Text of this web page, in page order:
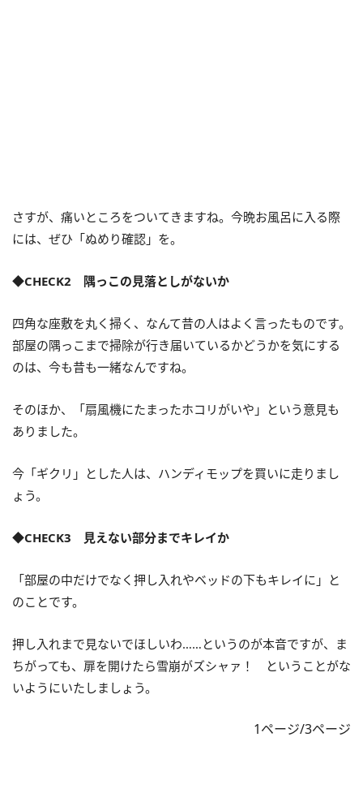
さすが、痛いところをついてきますね。今晩お風呂に入る際
には、ぜひ「ぬめり確認」を。
◆CHECK2 隅っこの見落としがないか
四角な座敷を丸く掃く、なんて昔の人はよく言ったものです。
部屋の隅っこまで掃除が行き届いているかどうかを気にする
のは、今も昔も一緒なんですね。
そのほか、「扇風機にたまったホコリがいや」という意見も
ありました。
今「ギクリ」とした人は、ハンディモップを買いに走りまし
ょう。
◆CHECK3 見えない部分までキレイか
「部屋の中だけでなく押し入れやベッドの下もキレイに」と
のことです。
押し入れまで見ないでほしいわ……というのが本音ですが、ま
ちがっても、扉を開けたら雪崩がズシャァ！ ということがな
いようにいたしましょう。
1ページ/3ページ